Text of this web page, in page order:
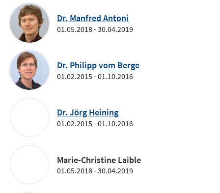
Dr. Manfred Antoni
01.05.2018 - 30.04.2019
Dr. Philipp vom Berge
01.02.2015 - 01.10.2016
Dr. Jörg Heining
01.02.2015 - 01.10.2016
Marie-Christine Laible
01.05.2018 - 30.04.2019